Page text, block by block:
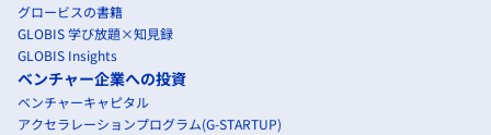
グロービスの書籍
GLOBIS 学び放題×知見録
GLOBIS Insights
ベンチャー企業への投資
ベンチャーキャピタル
アクセラレーションプログラム(G-STARTUP)